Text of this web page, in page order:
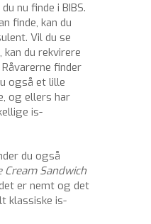
nu finde i BIBS.
finde, kan du
Vil du se
du rekvirere
finder
også et lille
og ellers har
is-
du også
Cream Sandwich
er nemt og det
klassiske is-